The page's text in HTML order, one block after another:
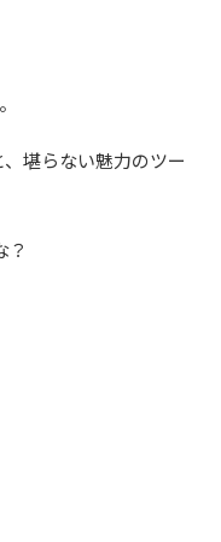
堪らない魅力のツー
？